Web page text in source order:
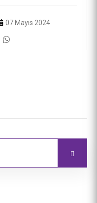
07 Mayıs 2024